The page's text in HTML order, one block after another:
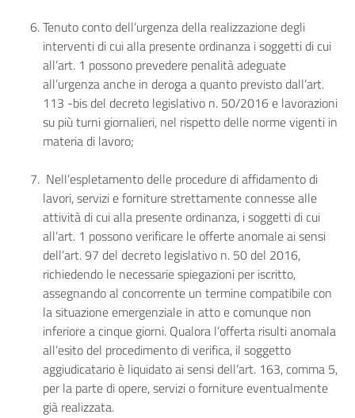
Tenuto conto dell’urgenza della realizzazione degli
interventi di cui alla presente ordinanza i soggetti di cui
all’art. 1 possono prevedere penalità adeguate
all’urgenza anche in deroga a quanto previsto dall’art.
113 -bis del decreto legislativo n. 50/2016 e lavorazioni
su più turni giornalieri, nel rispetto delle norme vigenti in
materia di lavoro;
Nell’espletamento delle procedure di affidamento di
lavori, servizi e forniture strettamente connesse alle
attività di cui alla presente ordinanza, i soggetti di cui
all’art. 1 possono verificare le offerte anomale ai sensi
dell’art. 97 del decreto legislativo n. 50 del 2016,
richiedendo le necessarie spiegazioni per iscritto,
assegnando al concorrente un termine compatibile con
la situazione emergenziale in atto e comunque non
inferiore a cinque giorni. Qualora l’offerta risulti anomala
all’esito del procedimento di verifica, il soggetto
aggiudicatario è liquidato ai sensi dell’art. 163, comma 5,
per la parte di opere, servizi o forniture eventualmente
già realizzata.